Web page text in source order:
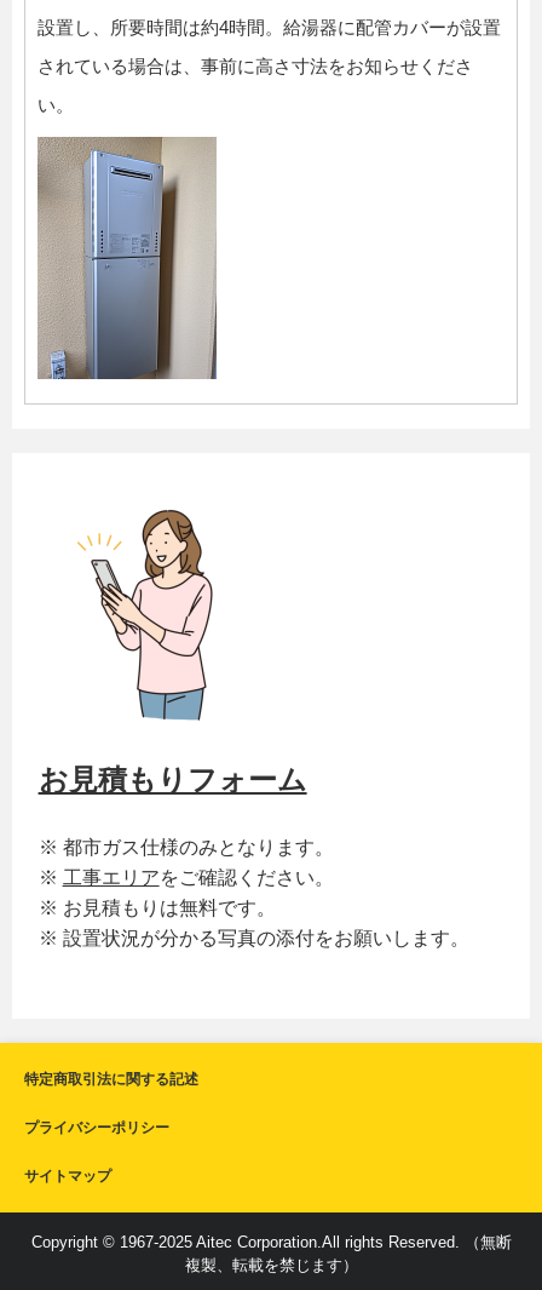
設置し、所要時間は約4時間。給湯器に配管カバーが設置
されている場合は、事前に高さ寸法をお知らせくださ
い。
お見積もりフォーム
※ 都市ガス仕様のみとなります。
※ 工事エリアをご確認ください。
※ お見積もりは無料です。
※ 設置状況が分かる写真の添付をお願いします。
特定商取引法に関する記述
プライバシーポリシー
サイトマップ
Copyright © 1967-2025 Aitec Corporation.All rights Reserved. （無断
複製、転載を禁じます）